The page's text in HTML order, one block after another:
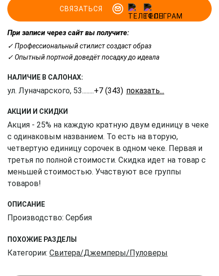
СВЯЗАТЬСЯ
При записи через сайт вы получите:
✓ Профессиональный стилист создаст образ
✓ Опытный портной доведёт посадку до идеала
НАЛИЧИЕ В САЛОНАХ:
ул. Луначарского, 53........+7 (343) 226-41-61
АКЦИИ И СКИДКИ
Акция - 25% на каждую кратную двум единицу в чеке
с одинаковым названием. То есть на вторую,
четвертую единицу сорочек в одном чеке. Первая и
третья по полной стоимости. Скидка идет на товар с
меньшей стоимостью. Участвуют все группы
товаров!
ОПИСАНИЕ
Производство: Сербия
ПОХОЖИЕ РАЗДЕЛЫ
Категории: Свитера/Джемперы/Пуловеры